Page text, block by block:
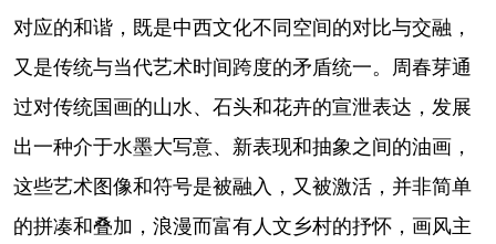
对应的和谐，既是中西文化不同空间的对比与交融，
又是传统与当代艺术时间跨度的矛盾统一。周春芽通
过对传统国画的山水、石头和花卉的宣泄表达，发展
出一种介于水墨大写意、新表现和抽象之间的油画，
这些艺术图像和符号是被融入，又被激活，并非简单
的拼凑和叠加，浪漫而富有人文乡村的抒怀，画风主